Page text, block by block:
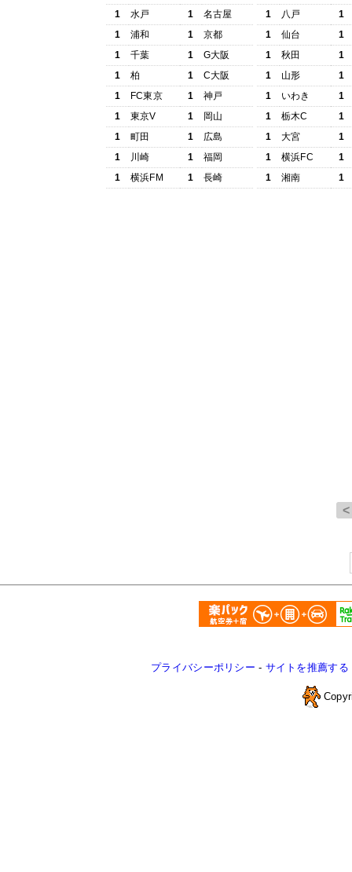
1
水戸 1
名古屋
1
浦和 1
京都
1
千葉 1
G大阪
1
柏 1
C大阪
1
FC東京 1
神戸
1
東京V 1
岡山
1
町田 1
広島
1
川崎 1
福岡
1
横浜FM 1 長崎
1
八戸
1
1
仙台
1
1
秋田
1
1
山形
1
1
いわき
1
1
栃木C
1
1
大宮
1
1
横浜FC
1
1
湘南 1
プライバシーポリシー - サイトを推薦する